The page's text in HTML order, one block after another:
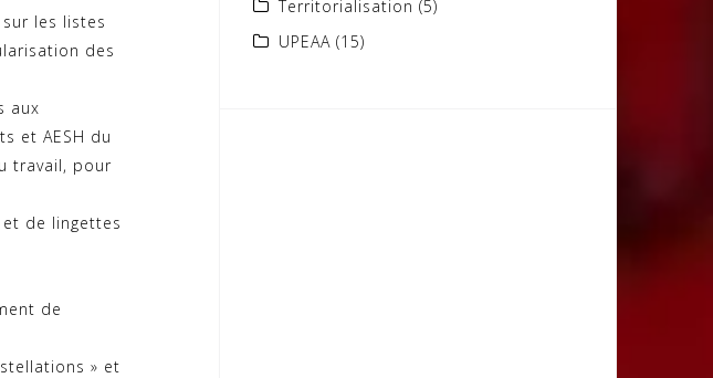
les listes
des
aux
et AESH du
travail, pour
de lingettes
de
» et
Territorialisation (5)
UPEAA (15)